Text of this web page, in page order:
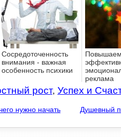
Сосредоточенность
внимания - важная
особенность психики
реклама
рост, Успех и
нужно начать Душевный